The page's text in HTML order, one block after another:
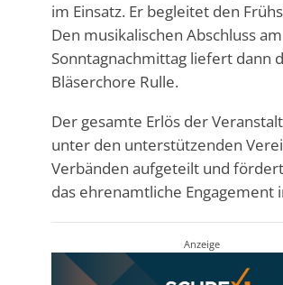
im Einsatz. Er begleitet den
Den musikalischen Abschluss am
Sonntagnachmittag liefert dann
Bläserchore Rulle.
Der gesamte Erlös der
unter den unterstützenden
Verbänden aufgeteilt und
das ehrenamtliche Engagement
Anzeige